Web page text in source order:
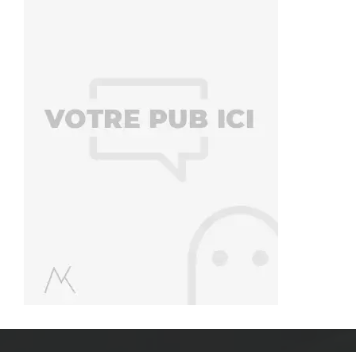
7 étapes clés pour avoir une confiance en soi